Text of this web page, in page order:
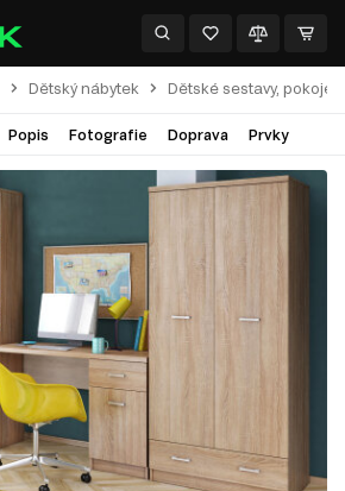
Dětský nábytek Dětské sestavy, pokoje
Popis Fotografie Doprava Prvky